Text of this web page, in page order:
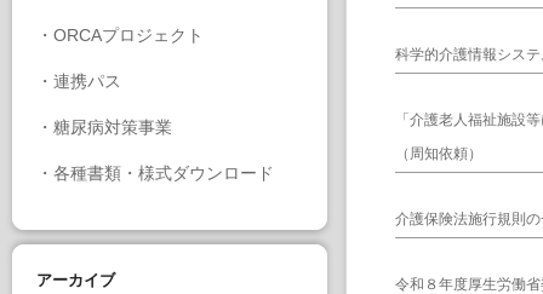
・ ORCAプロジェクト
・ 連携パス
・ 糖尿病対策事業
・ 各種書類・様式ダウンロード
アーカイブ
科学的介護情報シス
「介護老人福祉施設
（周知依頼）
介護保険法施行規則
令和８年度厚生労働